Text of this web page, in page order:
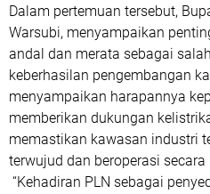
Dalam pertemuan tersebut,
Warsubi, menyampaikan
andal dan merata sebagai
keberhasilan pengembangan
menyampaikan harapannya
memberikan dukungan
memastikan kawasan industri
terwujud dan beroperasi
“Kehadiran PLN sebagai